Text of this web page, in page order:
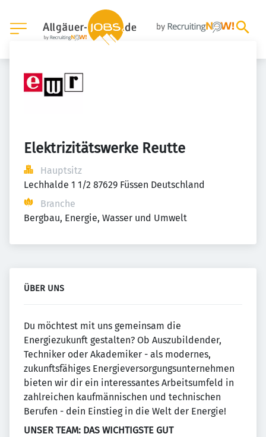
Elektrizitätswerke Reutte
Hauptsitz
Lechhalde 1 1/2 87629 Füssen Deutschland
Branche
Bergbau, Energie, Wasser und Umwelt
ÜBER UNS
Du möchtest mit uns gemeinsam die
Energiezukunft gestalten? Ob Auszubildender,
Techniker oder Akademiker - als modernes,
zukunftsfähiges Energieversorgungsunternehmen
bieten wir dir ein interessantes Arbeitsumfeld in
zahlreichen kaufmännischen und technischen
Berufen - dein Einstieg in die Welt der Energie!
UNSER TEAM: DAS WICHTIGSTE GUT